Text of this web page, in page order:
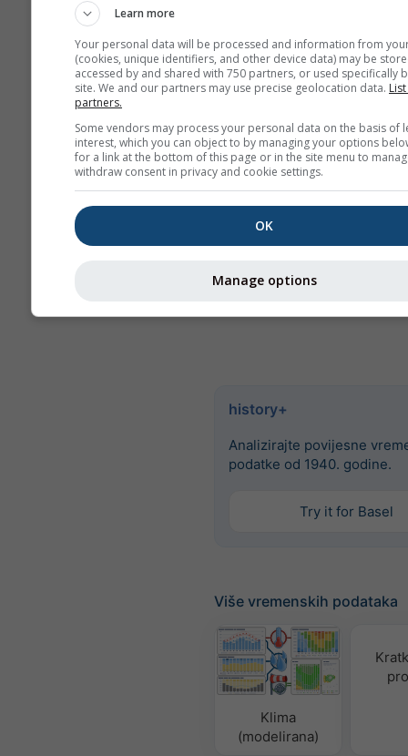
mjesečne agregacije.
Nudimo i sirove
prodaju. Za više
kontaktirajte nas
(
Satni povijesni
se kupiti putem usluge
Preuzmite varijable kao
oborine u CSV formatu
history+
Analizirajte povijesne
podatke od 1940. godine.
Try it for Basel
Više vremenskih podataka
Klima
(modelirana)
Learn more
Your personal data will be processed and information from
(cookies, unique identifiers, and other device data) may be
accessed by and shared with 750 partners, or used specifically
site. We and our partners may use precise geolocation data.
partners.
Some vendors may process your personal data on the basis of
interest, which you can object to by managing your options
for a link at the bottom of this page or in the site menu to
withdraw consent in privacy and cookie settings.
OK
Manage options